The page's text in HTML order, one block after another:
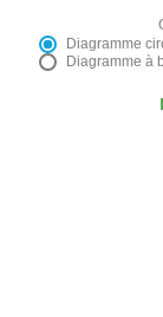
Diagramme
Diagramme à